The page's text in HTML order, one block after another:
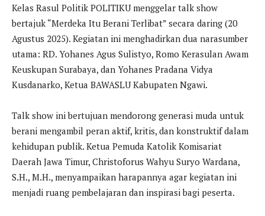
Kelas Rasul Politik POLITIKU menggelar talk show
bertajuk “Merdeka Itu Berani Terlibat” secara daring (20
Agustus 2025). Kegiatan ini menghadirkan dua narasumber
utama: RD. Yohanes Agus Sulistyo, Romo Kerasulan Awam
Keuskupan Surabaya, dan Yohanes Pradana Vidya
Kusdanarko, Ketua BAWASLU Kabupaten Ngawi.
Talk show ini bertujuan mendorong generasi muda untuk
berani mengambil peran aktif, kritis, dan konstruktif dalam
kehidupan publik. Ketua Pemuda Katolik Komisariat
Daerah Jawa Timur, Christoforus Wahyu Suryo Wardana,
S.H., M.H., menyampaikan harapannya agar kegiatan ini
menjadi ruang pembelajaran dan inspirasi bagi peserta.